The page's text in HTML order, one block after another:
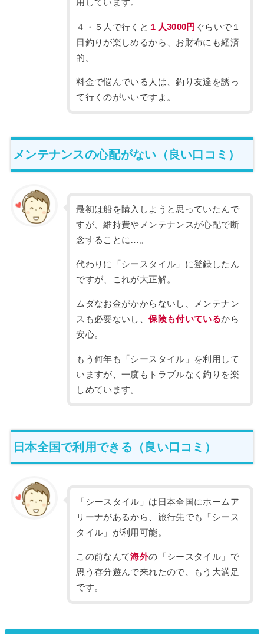
用しています。
４・５人で行くと １人3000円 ぐらいで１
日釣りが楽しめるから、お財布にも経済
的。
料金で悩んでいる人は、釣り友達を誘っ
て行くのがいいですよ。
メンテナンスの心配がない（良い口コミ）
最初は船を購入しようと思っていたんで
すが、維持費やメンテナンスが心配で断
念することに…。
代わりに「シースタイル」に登録したん
ですが、これが大正解。
ムダなお金がかからないし、メンテナン
スも必要ないし、保険も付いているから
安心。
もう何年も「シースタイル」を利用して
いますが、一度もトラブルなく釣りを楽
しめています。
日本全国で利用できる（良い口コミ）
「シースタイル」は日本全国にホームア
リーナがあるから、旅行先でも「シース
タイル」が利用可能。
この前なんて海外の「シースタイル」で
思う存分遊んで来れたので、もう大満足
です。